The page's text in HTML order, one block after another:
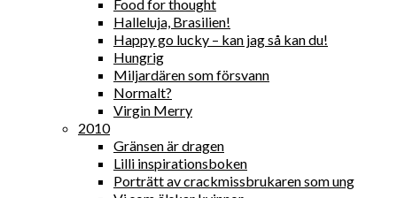
Food for thought
Halleluja, Brasilien!
Happy go lucky – kan jag så kan du!
Hungrig
Miljardären som försvann
Normalt?
Virgin Merry
2010
Gränsen är dragen
Lilli inspirationsboken
Porträtt av crackmissbrukaren som ung